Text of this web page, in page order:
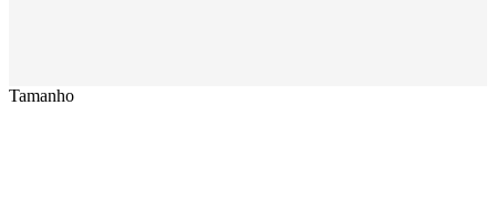
Tamanho